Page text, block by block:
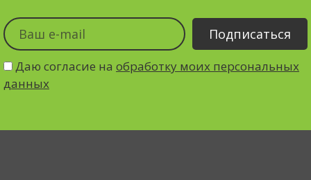
Даю согласие на обработку моих персональных
данных